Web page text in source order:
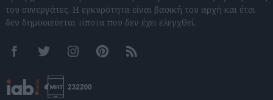
του συνεργάτες. Η εγκυρότητα είναι βασική του αρχή και έτσι
δεν δημοσιεύεται τίποτα που δεν έχει ελεγχθεί.
FacebookTwitter InstagramPinterestRSS feeds